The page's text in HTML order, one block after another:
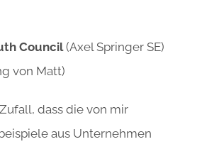
Council(Axel Springer SE)
von Matt)
dass die von mir
aus Unternehmen